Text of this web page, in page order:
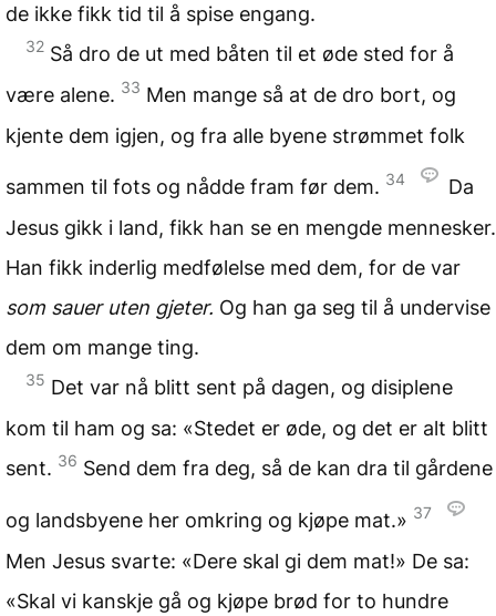
de ikke fikk tid til å spise engang.
32 Så dro de ut med båten til et øde sted for å
være alene. 33 Men mange så at de dro bort, og
kjente dem igjen, og fra alle byene strømmet folk
sammen til fots og nådde fram før dem. 34
Da
Jesus gikk i land, fikk han se en mengde mennesker.
Han fikk inderlig medfølelse med dem, for de var
som sauer uten gjeter. Og han ga seg til å undervise
dem om mange ting.
35 Det var nå blitt sent på dagen, og disiplene
kom til ham og sa: «Stedet er øde, og det er alt blitt
sent. 36 Send dem fra deg, så de kan dra til gårdene
og landsbyene her omkring og kjøpe mat.» 37
Men Jesus svarte: «Dere skal gi dem mat!» De sa:
«Skal vi kanskje gå og kjøpe brød for to hundre